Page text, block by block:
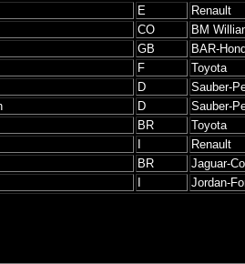
E
Renault
CO
BM
GB
BAR-
F
Toyota
D
Sauber-
D
Sauber-
BR
Toyota
Renault
BR
Jaguar-
Jordan-